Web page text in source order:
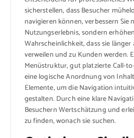
sicherstellen, dass Besucher
navigieren können, verbessern Sie
Nutzungserlebnis, sondern
Wahrscheinlichkeit, dass sie
verweilen und zu Kunden werden.
Menüstruktur, gut platzierte Call-
eine logische Anordnung von
Elemente, um die Navigation
gestalten. Durch eine klare
Besuchern Wertschätzung und
zu finden, wonach sie suchen.